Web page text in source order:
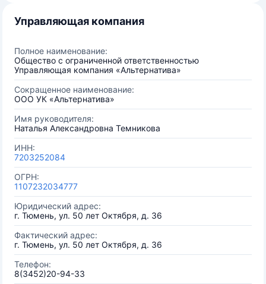
Управляющая компания
Полное наименование:
Общество с ограниченной ответственностью
Управляющая компания «Альтернатива»
Сокращенное наименование:
ООО УК «Альтернатива»
Имя руководителя:
Наталья Александровна Темникова
ИНН:
7203252084
ОГРН:
1107232034777
Юридический адрес:
г. Тюмень, ул. 50 лет Октября, д. 36
Фактический адрес:
г. Тюмень, ул. 50 лет Октября, д. 36
Телефон:
8(3452)20-94-33